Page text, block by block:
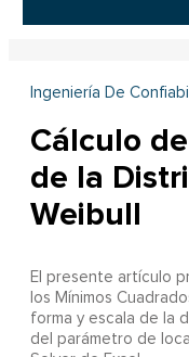
Ingeniería De
Cálculo
de la
Weibull
El presente artículo
los Mínimos
forma y escala de la
del parámetro de